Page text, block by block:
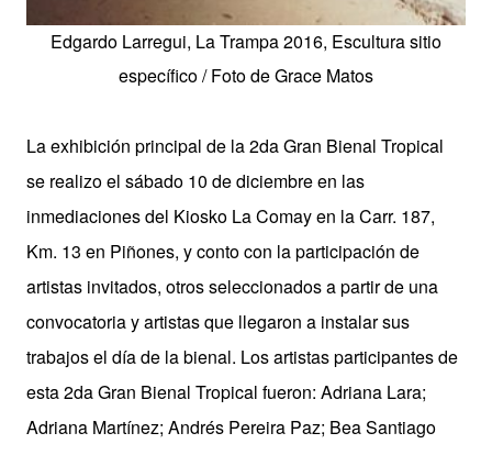
Edgardo Larregui, La Trampa 2016, Escultura sitio
específico / Foto de Grace Matos
La exhibición principal de la 2da Gran Bienal Tropical
se realizo el sábado 10 de diciembre en las
inmediaciones del Kiosko La Comay en la Carr. 187,
Km. 13 en Piñones, y conto con la participación de
artistas invitados, otros seleccionados a partir de una
convocatoria y artistas que llegaron a instalar sus
trabajos el día de la bienal. Los artistas participantes de
esta 2da Gran Bienal Tropical fueron: Adriana Lara;
Adriana Martínez; Andrés Pereira Paz; Bea Santiago